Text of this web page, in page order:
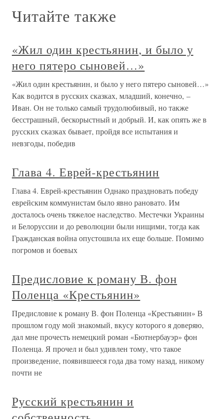
Читайте также
«Жил один крестьянин, и было у
него пятеро сыновей…»
«Жил один крестьянин, и было у него пятеро сыновей…»
Как водится в русских сказках, младший, конечно, –
Иван. Он не только самый трудолюбивый, но также
бесстрашный, бескорыстный и добрый. И, как опять же в
русских сказках бывает, пройдя все испытания и
невзгоды, победив
Глава 4. Еврей-крестьянин
Глава 4. Еврей-крестьянин Однако праздновать победу
еврейским коммунистам было явно рановато. Им
досталось очень тяжелое наследство. Местечки Украины
и Белоруссии и до революции были нищими, тогда как
Гражданская война опустошила их еще больше. Помимо
погромов и боевых
Предисловие к роману В. фон
Поленца «Крестьянин»
Предисловие к роману В. фон Поленца «Крестьянин» В
прошлом году мой знакомый, вкусу которого я доверяю,
дал мне прочесть немецкий роман «Бютнербауэр» фон
Поленца. Я прочел и был удивлен тому, что такое
произведение, появившееся года два тому назад, никому
почти не
Русский крестьянин и